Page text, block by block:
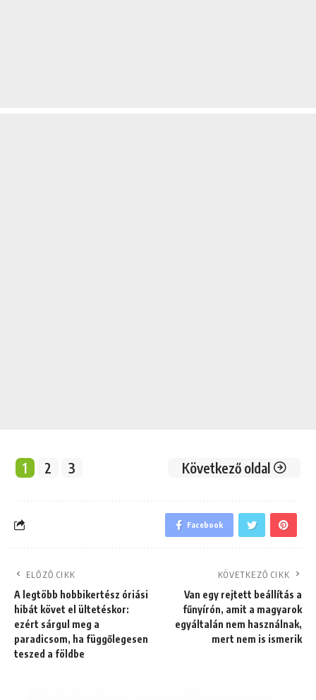
1 2 3 Következő oldal
Facebook
ELŐZŐ CIKK
A legtöbb hobbikertész óriási
hibát követ el ültetéskor:
ezért sárgul meg a
paradicsom, ha függőlegesen
teszed a földbe
KÖVETKEZŐ CIKK
Van egy rejtett beállítás a
fűnyírón, amit a magyarok
egyáltalán nem használnak,
mert nem is ismerik